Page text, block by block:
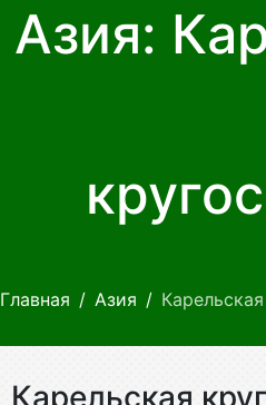
Азия:
Главная Азия
Карельская